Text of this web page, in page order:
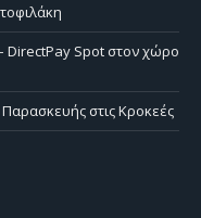
DirectPay Spot στον χώρο
Παρασκευής στις Κροκεές